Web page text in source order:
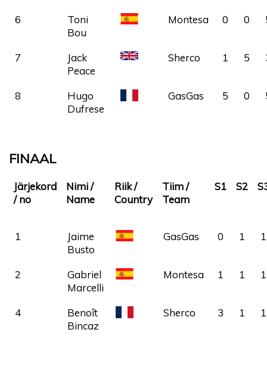
6
Toni
Bou
SPA Montesa 0 0
7
Jack
Peace
Sherco 1 5
8
Hugo
Dufrese
GasGas 5 0
FINAAL
Järjekord
/ no
Nimi /
Name
Riik /
Country
Tiim /
Team
S1 S2
1
Jaime
Busto
SPA GasGas 0 1 1
2
Gabriel
Marcelli
SPA Montesa 1 1 1
4
Benoît
Bincaz
Sherco 3 1 1